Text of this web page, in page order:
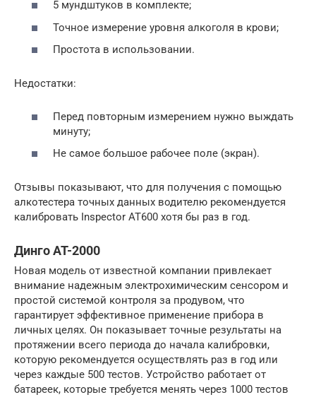
5 мундштуков в комплекте;
Точное измерение уровня алкоголя в крови;
Простота в использовании.
Недостатки:
Перед повторным измерением нужно выждать
минуту;
Не самое большое рабочее поле (экран).
Отзывы показывают, что для получения с помощью
алкотестера точных данных водителю рекомендуется
калибровать Inspector AT600 хотя бы раз в год.
Динго AT-2000
Новая модель от известной компании привлекает
внимание надежным электрохимическим сенсором и
простой системой контроля за продувом, что
гарантирует эффективное применение прибора в
личных целях. Он показывает точные результаты на
протяжении всего периода до начала калибровки,
которую рекомендуется осуществлять раз в год или
через каждые 500 тестов. Устройство работает от
батареек, которые требуется менять через 1000 тестов